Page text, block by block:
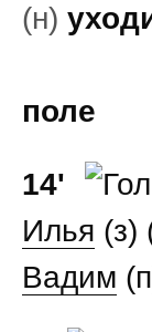
(н)
поле
14'
Илья (з)
Вадим